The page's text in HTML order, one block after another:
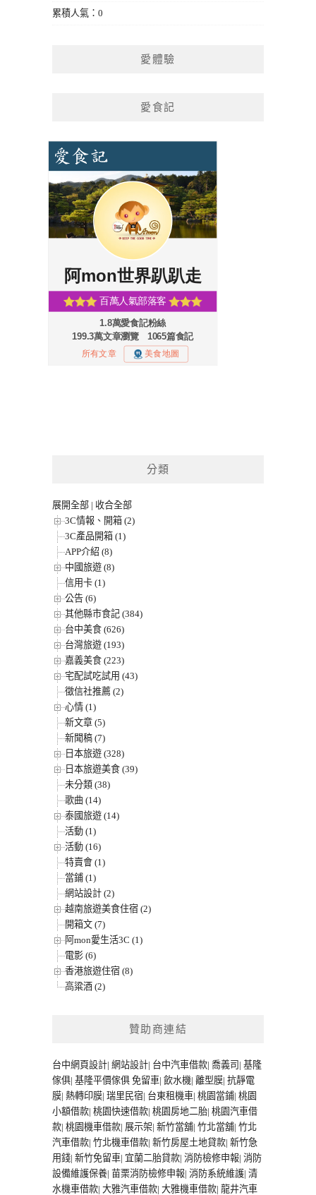
累積人氣：0
愛體驗
愛食記
分類
展開全部 | 收合全部
3C情報、開箱 (2)
3C產品開箱 (1)
APP介紹 (8)
中國旅遊 (8)
信用卡 (1)
公告 (6)
其他縣市食記 (384)
台中美食 (626)
台灣旅遊 (193)
嘉義美食 (223)
宅配試吃試用 (43)
徵信社推薦 (2)
心情 (1)
新文章 (5)
新聞稿 (7)
日本旅遊 (328)
日本旅遊美食 (39)
未分類 (38)
歌曲 (14)
泰國旅遊 (14)
活動 (1)
活動 (16)
特賣會 (1)
當鋪 (1)
網站設計 (2)
越南旅遊美食住宿 (2)
開箱文 (7)
阿mon愛生活3C (1)
電影 (6)
香港旅遊住宿 (8)
高粱酒 (2)
贊助商連結
台中網頁設計| 網站設計| 台中汽車借款| 喬義司 | 基隆
傢俱| 基隆平價傢俱 免留車| 飲水機| 離型膜| 抗靜電
膜| 熱轉印膜| 瑞里民宿| 台東租機車| 桃園當鋪| 桃園
小額借款| 桃園快速借款| 桃園房地二胎| 桃園汽車借
款| 桃園機車借款| 展示架| 新竹當舖| 竹北當舖| 竹北
汽車借款| 竹北機車借款| 新竹房屋土地貸款| 新竹急
用錢| 新竹免留車| 宜蘭二胎貸款| 消防檢修申報| 消防
設備維護保養| 苗栗消防檢修申報| 消防系統維護| 清
水機車借款| 大雅汽車借款| 大雅機車借款| 龍井汽車